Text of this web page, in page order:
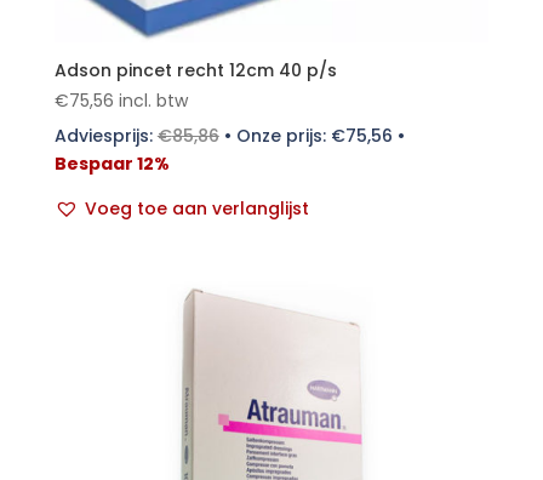
Adson pincet recht 12cm 40 p/s
€75,56 incl. btw
Adviesprijs:€85,86• Onze prijs: €75,56 •
Bespaar 12%
Voeg toe aan verlanglijst